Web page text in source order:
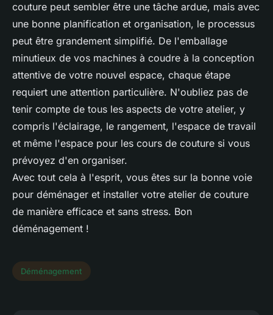
couture peut sembler être une tâche ardue, mais avec
une bonne planification et organisation, le processus
peut être grandement simplifié. De l'emballage
minutieux de vos machines à coudre à la conception
attentive de votre nouvel espace, chaque étape
requiert une attention particulière. N'oubliez pas de
tenir compte de tous les aspects de votre atelier, y
compris l'éclairage, le rangement, l'espace de travail
et même l'espace pour les cours de couture si vous
prévoyez d'en organiser.
Avec tout cela à l'esprit, vous êtes sur la bonne voie
pour déménager et installer votre atelier de couture
de manière efficace et sans stress. Bon
déménagement !
Déménagement